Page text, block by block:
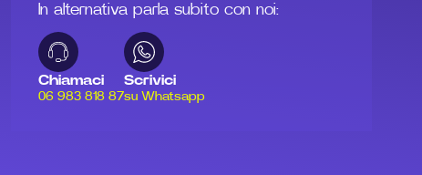
In alternativa parla subito con noi:
Chiamaci
06 983 818 87
Scrivici
su Whatsapp